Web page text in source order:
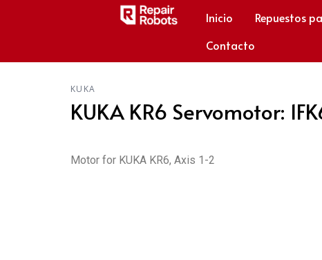
Inicio Repuestos
Contacto
KUKA
KUKA KR6 Servomotor:
Motor for KUKA KR6, Axis 1-2